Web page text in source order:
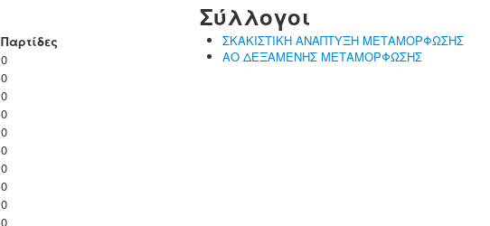
Παρτίδες
0
0
0
0
0
0
0
0
0
0
Σύλλογοι
ΣΚΑΚΙΣΤΙΚΗ ΑΝΑΠΤΥΞΗ ΜΕΤΑΜΟΡΦΩΣΗΣ
ΑΟ ΔΕΞΑΜΕΝΗΣ ΜΕΤΑΜΟΡΦΩΣΗΣ